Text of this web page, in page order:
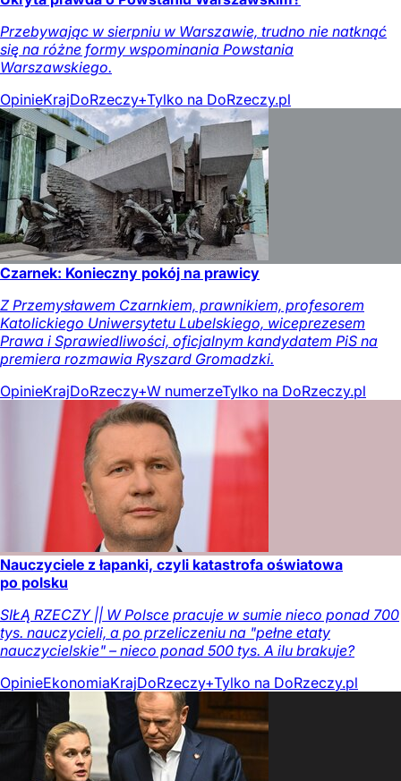
Przebywając w sierpniu w Warszawie, trudno nie natknąć
się na różne formy wspominania Powstania
Warszawskiego.
OpinieKrajDoRzeczy+Tylko na DoRzeczy.pl
Czarnek: Konieczny pokój na prawicy
Z Przemysławem Czarnkiem, prawnikiem, profesorem
Katolickiego Uniwersytetu Lubelskiego, wiceprezesem
Prawa i Sprawiedliwości, oficjalnym kandydatem PiS na
premiera rozmawia Ryszard Gromadzki.
OpinieKrajDoRzeczy+W numerzeTylko na DoRzeczy.pl
Nauczyciele z łapanki, czyli katastrofa oświatowa
po polsku
SIŁĄ RZECZY || W Polsce pracuje w sumie nieco ponad 700
tys. nauczycieli, a po przeliczeniu na "pełne etaty
nauczycielskie" – nieco ponad 500 tys. A ilu brakuje?
OpinieEkonomiaKrajDoRzeczy+Tylko na DoRzeczy.pl